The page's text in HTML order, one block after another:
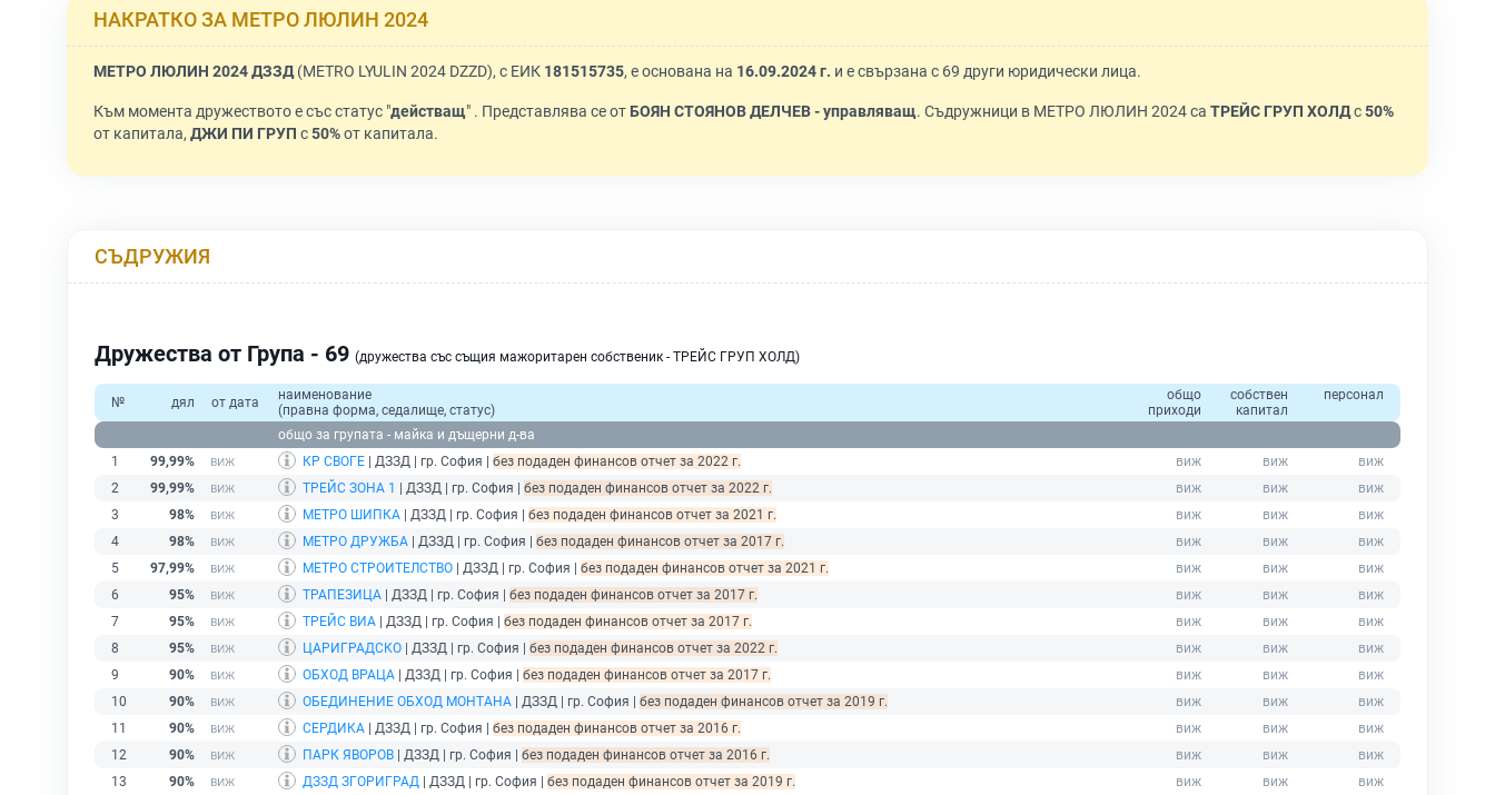
НАКРАТКО ЗА МЕТРО ЛЮЛИН 2024
МЕТРО ЛЮЛИН 2024 ДЗЗД(METRO LYULIN 2024 DZZD), с ЕИК 181515735, е основана на 16.09.2024 г. и е свързана с 69 други юридически лица.
Към момента дружеството е със статус "действащ" . Представлява се отБОЯН СТОЯНОВ ДЕЛЧЕВ - управляващ. Съдружници в МЕТРО ЛЮЛИН 2024 са ТРЕЙС ГРУП ХОЛДс50%
от капитала, ДЖИ ПИ ГРУП с50%от капитала.
СЪДРУЖИЯ
Дружества от Група - 69 (дружества със същия мажоритарен собственик - ТРЕЙС ГРУП ХОЛД)
№ дял от дата
наименование
(правна форма, седалище, статус)
общо
приходи
собствен
капитал
персонал
общо за групата - майка и дъщерни д-ва
1
99,99% КР СВОГЕ | ДЗЗД | гр. София | без подаден финансов отчет за 2022 г.
2
99,99% ТРЕЙС ЗОНА 1 | ДЗЗД | гр. София | без подаден финансов отчет за 2022 г.
3
98% МЕТРО ШИПКА | ДЗЗД | гр. София | без подаден финансов отчет за 2021 г.
4
98% МЕТРО ДРУЖБА | ДЗЗД | гр. София | без подаден финансов отчет за 2017 г.
5
97,99% МЕТРО СТРОИТЕЛСТВО | ДЗЗД | гр. София | без подаден финансов отчет за 2021 г.
6
95% ТРАПЕЗИЦА | ДЗЗД | гр. София | без подаден финансов отчет за 2017 г.
7
95% ТРЕЙС ВИА | ДЗЗД | гр. София | без подаден финансов отчет за 2017 г.
8
95% ЦАРИГРАДСКО | ДЗЗД | гр. София | без подаден финансов отчет за 2022 г.
9
90% ОБХОД ВРАЦА | ДЗЗД | гр. София | без подаден финансов отчет за 2017 г.
10
90% ОБЕДИНЕНИЕ ОБХОД МОНТАНА | ДЗЗД | гр. София | без подаден финансов отчет за 2019 г.
11
90% СЕРДИКА | ДЗЗД | гр. София | без подаден финансов отчет за 2016 г.
12
90% ПАРК ЯВОРОВ | ДЗЗД | гр. София | без подаден финансов отчет за 2016 г.
13
90% ДЗЗД ЗГОРИГРАД | ДЗЗД | гр. София | без подаден финансов отчет за 2019 г.